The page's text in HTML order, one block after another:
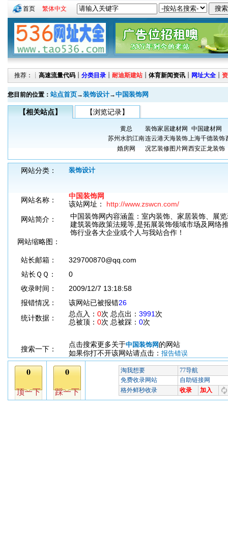
首页 繁体中文
推荐：┊ 高速流量代码 ┊ 分类目录 ┊ 耐迪斯建站 ┊ 体育新闻资讯 ┊ 网址大全 ┊
您目前的位置： 站点首页→装饰设计→中国装饰网
【相关站点】 【浏览记录】
黄总 装饰家居建材网
中国建材网
苏州水韵江南连云港天海装饰上海千德装饰
婚房网
况艺装修图片网 西安正龙装饰
网站分类： 装饰设计
网站名称：
中国装饰网
该站网址： http://www.zswcn.com/
网站简介：
中国装饰网内容涵盖：室内装饰、家居装饰、展
建筑装饰政策法规等,是拓展装饰领域市场及网络
饰行业各大企业或个人与我站合作！
网站缩略图：
站长邮箱：
329700870@qq.com
站长ＱＱ：
0
收录时间：
2009/12/7 13:18:58
报错情况：
该网站已被报错26
统计数据：
总点入： 0次 总点出： 3991 次
总被顶： 0次 总被踩： 0次
搜索一下：
点击搜索更多关于中国装饰网 的网站
如果你打不开该网站请点击： 报告错误